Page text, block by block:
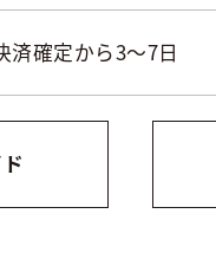
済確定から3～7日